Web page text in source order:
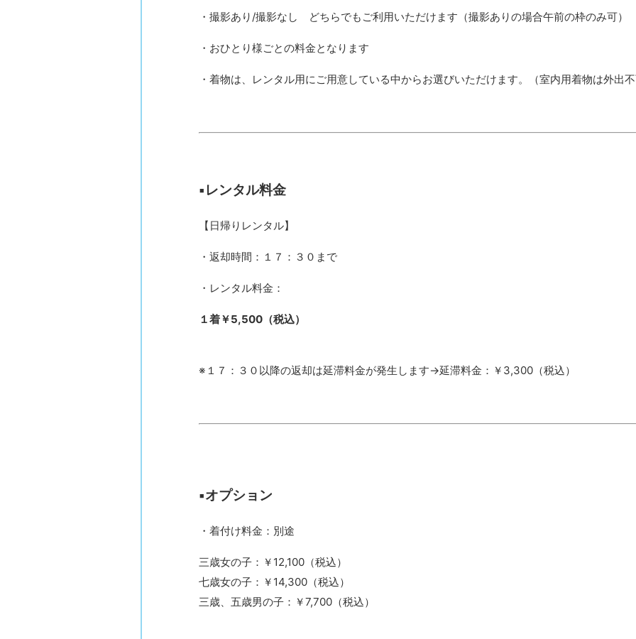
・撮影あり/撮影なし どちらでもご利用いただけます（撮影ありの場合午前の枠のみ可）
・おひとり様ごとの料金となります
・着物は、レンタル用にご用意している中からお選びいただけます。（室内用着物は外出
▪︎レンタル料金
【日帰りレンタル】
・返却時間：１７：３０まで
・レンタル料金：
１着￥5,500（税込）
※１７：３０以降の返却は延滞料金が発生します→延滞料金：￥3,300（税込）
▪︎オプション
・着付け料金：別途
三歳女の子：￥12,100（税込）
七歳女の子：￥14,300（税込）
三歳、五歳男の子：￥7,700（税込）